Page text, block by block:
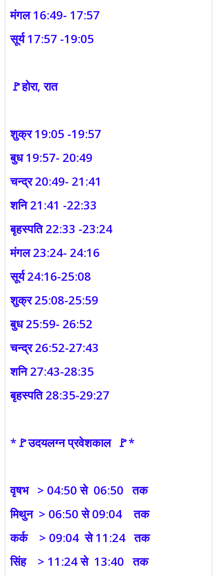
मंगल 16:49- 17:57
सूर्य 17:57 -19:05
🚩होरा, रात
शुक्र 19:05 -19:57
बुध 19:57- 20:49
चन्द्र 20:49- 21:41
शनि 21:41 -22:33
बृहस्पति 22:33 -23:24
मंगल 23:24- 24:16
सूर्य 24:16-25:08
शुक्र 25:08-25:59
बुध 25:59- 26:52
चन्द्र 26:52-27:43
शनि 27:43-28:35
बृहस्पति 28:35-29:27
*🚩उदयलग्न प्रवेशकाल 🚩*
वृषभ > 04:50 से 06:50 तक
मिथुन > 06:50 से 09:04 तक
कर्क > 09:04 से 11:24 तक
सिंह > 11:24 से 13:40 तक